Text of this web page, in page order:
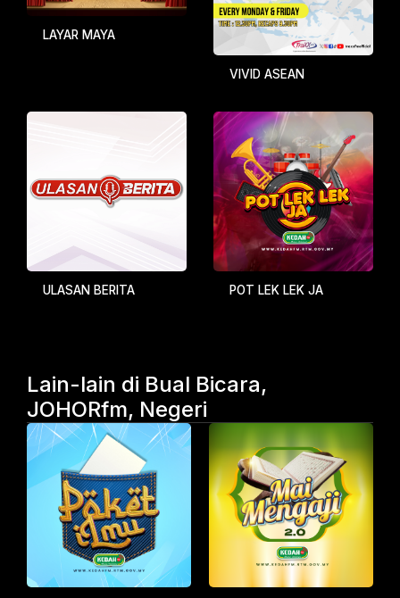
LAYAR MAYA
VIVID ASEAN
ULASAN BERITA POT LEK LEK JA
Lain-lain di Bual Bicara,
JOHORfm, Negeri